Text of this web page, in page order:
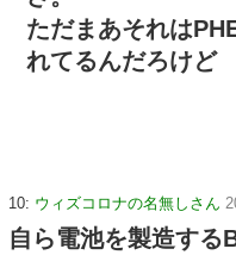
ただまあそれは
れてるんだろけど
10: ウィズコロナの名無しさん
自ら電池を製造する